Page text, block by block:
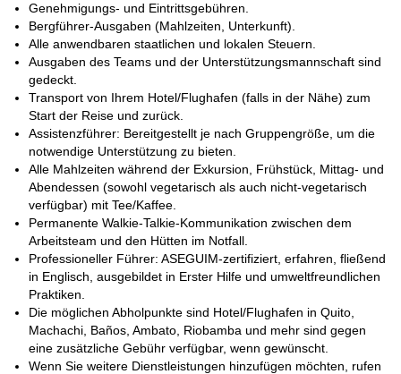
Aufgrund der progressiven Akklimatisierung während des
Programms ist der Reiseverlauf für Teilnehmer mit oder ohne
Vorerfahrung geeignet. Für Bergsteigerabenteuer ist es jedoch
immer wichtig,körperlich fitzu sein.
Sind Sie also bereit für dieses 8-tägige Abenteuer in den
Bergen Ecuadors? Dann müssen Sie nur die Anfrage senden
und Ihren Platz auf dieser Reise buchen. Es wird mir eine Freude
sein, Ihr Führer zu sein!
Genehmigungs- und Eintrittsgebühren.
Bergführer-Ausgaben (Mahlzeiten, Unterkunft).
Alle anwendbaren staatlichen und lokalen Steuern.
Ausgaben des Teams und der Unterstützungsmannschaft sind
gedeckt.
Transport von Ihrem Hotel/Flughafen (falls in der Nähe) zum
Start der Reise und zurück.
Assistenzführer: Bereitgestellt je nach Gruppengröße, um die
notwendige Unterstützung zu bieten.
Alle Mahlzeiten während der Exkursion, Frühstück, Mittag- und
Abendessen (sowohl vegetarisch als auch nicht-vegetarisch
verfügbar) mit Tee/Kaffee.
Permanente Walkie-Talkie-Kommunikation zwischen dem
Arbeitsteam und den Hütten im Notfall.
Professioneller Führer: ASEGUIM-zertifiziert, erfahren, fließend
in Englisch, ausgebildet in Erster Hilfe und umweltfreundlichen
Praktiken.
Die möglichen Abholpunkte sind Hotel/Flughafen in Quito,
Machachi, Baños, Ambato, Riobamba und mehr sind gegen
eine zusätzliche Gebühr verfügbar, wenn gewünscht.
Wenn Sie weitere Dienstleistungen hinzufügen möchten, rufen